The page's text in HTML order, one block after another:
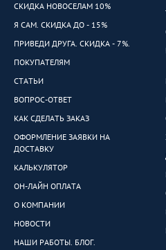
СКИДКА НОВОСЕЛАМ 10%
Я САМ. СКИДКА ДО - 15%
ПРИВЕДИ ДРУГА. СКИДКА - 7%.
ПОКУПАТЕЛЯМ
СТАТЬИ
ВОПРОС-ОТВЕТ
КАК СДЕЛАТЬ ЗАКАЗ
ОФОРМЛЕНИЕ ЗАЯВКИ НА
ДОСТАВКУ
КАЛЬКУЛЯТОР
ОН-ЛАЙН ОПЛАТА
О КОМПАНИИ
НОВОСТИ
НАШИ РАБОТЫ. БЛОГ.